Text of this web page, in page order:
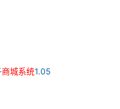
商城系统1.05